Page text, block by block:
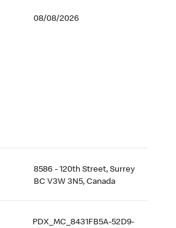
08/08/2026
8586 - 120th Street, Surrey
BC V3W 3N5, Canada
PDX_MC_8431FB5A-52D9-